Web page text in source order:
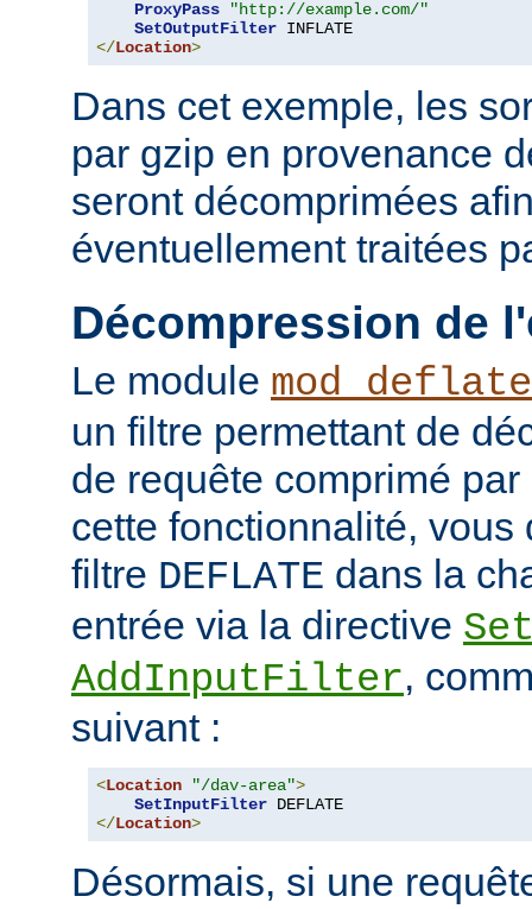
ProxyPass
"http://example.com/"
SetOutputFilter
</Location>
Dans cet exemple, les
par gzip en provenance
seront décomprimées
éventuellement traitées
Décompression de
Le module mod_deflate
un filtre permettant de
de requête comprimé
cette fonctionnalité, vous
filtre DEFLATE dans la
entrée via la directive
AddInputFilter,
suivant :
<Location "/dav-area">
SetInputFilter
</Location>
Désormais, si une